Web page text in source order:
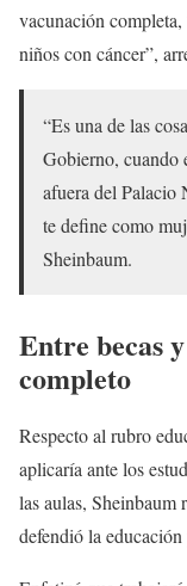
vacunación
niños con cáncer”,
“Es una de las
Gobierno, cuando
afuera del Palacio
te define como
Sheinbaum.
Entre becas
completo
Respecto al rubro
aplicaría ante los
las aulas, Sheinbaum
defendió la